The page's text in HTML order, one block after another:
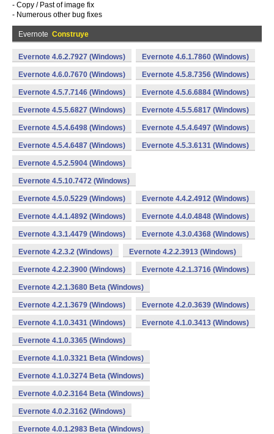
- Copy / Past of image fix
- Numerous other bug fixes
Evernote Construye
Evernote 4.6.2.7927 (Windows) Evernote 4.6.1.7860 (Windows)
Evernote 4.6.0.7670 (Windows) Evernote 4.5.8.7356 (Windows)
Evernote 4.5.7.7146 (Windows) Evernote 4.5.6.6884 (Windows)
Evernote 4.5.5.6827 (Windows) Evernote 4.5.5.6817 (Windows)
Evernote 4.5.4.6498 (Windows) Evernote 4.5.4.6497 (Windows)
Evernote 4.5.4.6487 (Windows) Evernote 4.5.3.6131 (Windows)
Evernote 4.5.2.5904 (Windows)
Evernote 4.5.10.7472 (Windows)
Evernote 4.5.0.5229 (Windows) Evernote 4.4.2.4912 (Windows)
Evernote 4.4.1.4892 (Windows) Evernote 4.4.0.4848 (Windows)
Evernote 4.3.1.4479 (Windows) Evernote 4.3.0.4368 (Windows)
Evernote 4.2.3.2 (Windows) Evernote 4.2.2.3913 (Windows)
Evernote 4.2.2.3900 (Windows) Evernote 4.2.1.3716 (Windows)
Evernote 4.2.1.3680 Beta (Windows)
Evernote 4.2.1.3679 (Windows) Evernote 4.2.0.3639 (Windows)
Evernote 4.1.0.3431 (Windows) Evernote 4.1.0.3413 (Windows)
Evernote 4.1.0.3365 (Windows)
Evernote 4.1.0.3321 Beta (Windows)
Evernote 4.1.0.3274 Beta (Windows)
Evernote 4.0.2.3164 Beta (Windows)
Evernote 4.0.2.3162 (Windows)
Evernote 4.0.1.2983 Beta (Windows)